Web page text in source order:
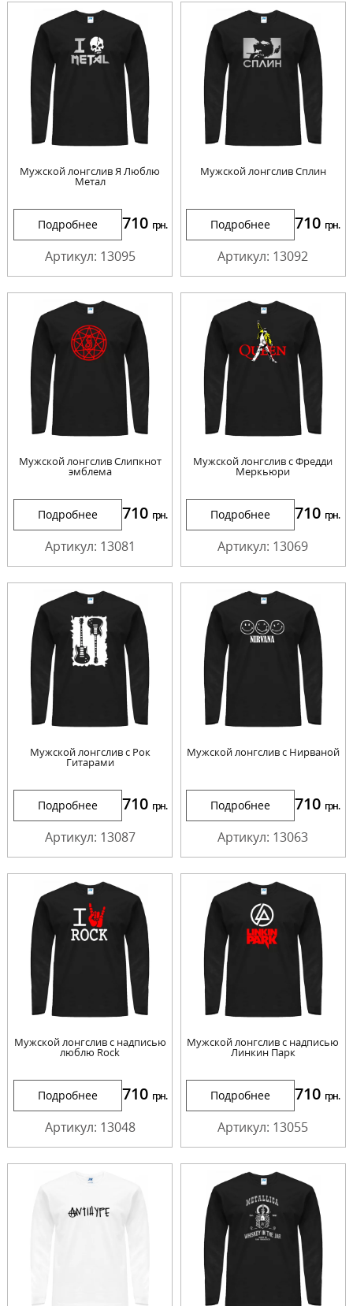
Мужской лонгслив Я Люблю
Метал
Подробнее 710 грн.
Артикул: 13095
Мужской лонгслив Сплин
Подробнее 710 грн.
Артикул: 13092
Мужской лонгслив Слипкнот
эмблема
Подробнее 710 грн.
Артикул: 13081
Мужской лонгслив с Фредди
Меркьюри
Подробнее 710 грн.
Артикул: 13069
Мужской лонгслив с Рок
Гитарами
Подробнее 710 грн.
Артикул: 13087
Мужской лонгслив с Нирваной
Подробнее 710 грн.
Артикул: 13063
Мужской лонгслив с надписью
люблю Rock
Подробнее 710 грн.
Артикул: 13048
Мужской лонгслив с надписью
Линкин Парк
Подробнее 710 грн.
Артикул: 13055